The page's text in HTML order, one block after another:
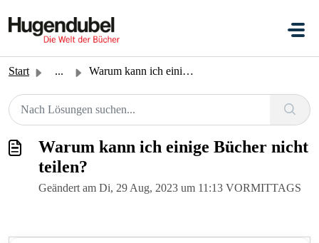
Start ... Warum kann ich einige Bücher nicht teilen?
Warum kann ich einige Bücher nicht
teilen?
Geändert am Di, 29 Aug, 2023 um 11:13 VORMITTAGS